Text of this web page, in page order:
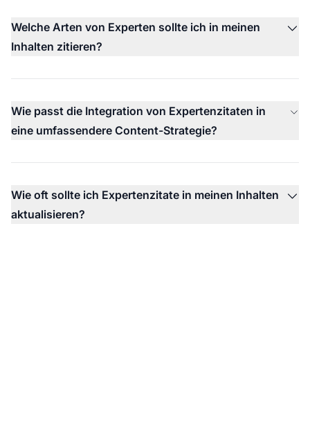
Welche Arten von Experten sollte ich in meinen
Inhalten zitieren?
Wie passt die Integration von Expertenzitaten in
eine umfassendere Content-Strategie?
Wie oft sollte ich Expertenzitate in meinen Inhalten
aktualisieren?